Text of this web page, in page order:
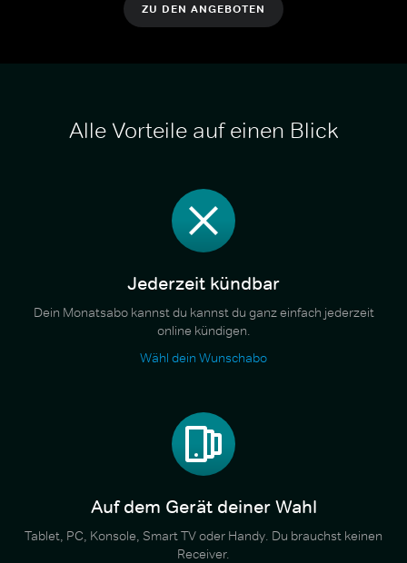
ZU DEN ANGEBOTEN
Alle Vorteile auf einen Blick
Jederzeit kündbar
Dein Monatsabo kannst du kannst du ganz einfach jederzeit
online kündigen.
Wähl dein Wunschabo
Auf dem Gerät deiner Wahl
Tablet, PC, Konsole, Smart TV oder Handy. Du brauchst keinen
Receiver.